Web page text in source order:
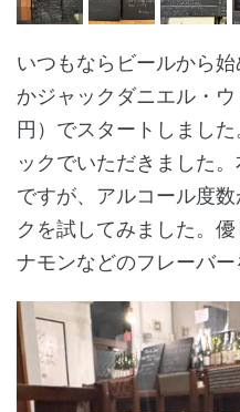
いつもならビールから
かジャックダニエル・
円）でスタートしまし
ックでいただきました
ですが、アルコール度
クを試してみました。
ナモンなどのフレーバー